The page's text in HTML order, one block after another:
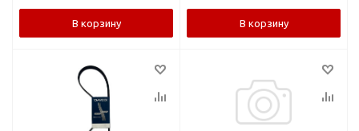
В корзину В корзину